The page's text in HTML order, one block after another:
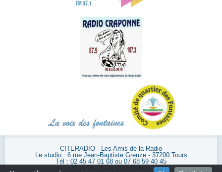
CITERADIO - Les Amis de la Radio
Le studio : 6 rue Jean-Baptiste Greuze - 37200 Tours
Tél : 02 45 47 01 68 ou 07 68 59 40 45